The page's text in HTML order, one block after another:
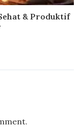
& Produktif